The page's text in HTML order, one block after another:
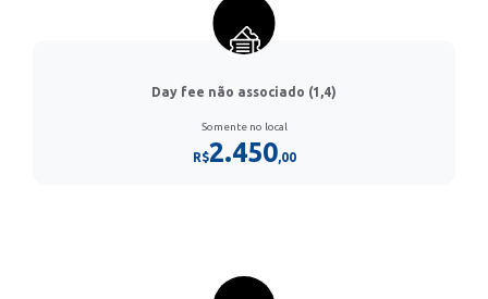
Day fee não associado (1,4)
Somente no local
R$2.450,00